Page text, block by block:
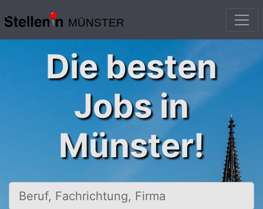
MÜNSTER
Die besten
Jobs in
Münster!
Beruf, Fachrichtung, Firma